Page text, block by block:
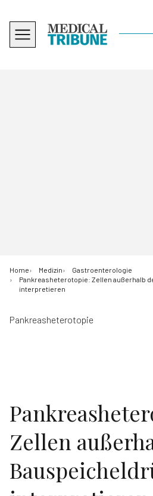
Home Medizin
Gastroenterologie
Pankreasheterotopie: Zellen außerhalb
interpretieren
Pankreasheterotopie
Zellen